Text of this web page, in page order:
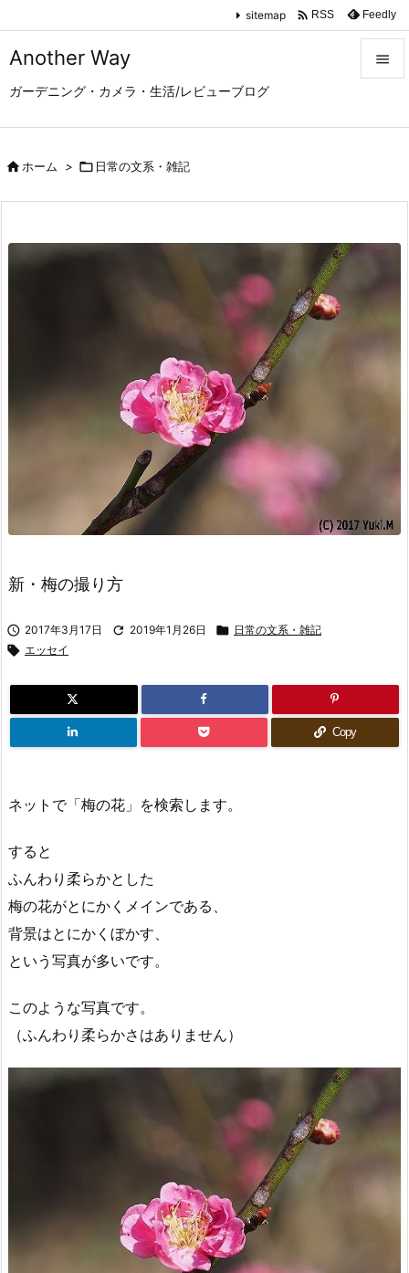
Another Way
ガーデニング・カメラ・生活/レビューブログ


sitemap  RSS Feedly
ホーム >  日常の文系・雑記
新・梅の撮り方
 2017年3月17日  2019年1月26日  日常の文系・雑記
 エッセイ
Copy
ネットで「梅の花」を検索します。
すると
ふんわり柔らかとした
梅の花がとにかくメインである、
背景はとにかくぼかす、
という写真が多いです。
このような写真です。
（ふんわり柔らかさはありません）